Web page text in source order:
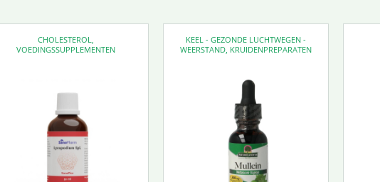
CHOLESTEROL
VOEDINGSSUPPLEMENTEN
KEEL - GEZONDE LUCHTWEGEN -
WEERSTAND KRUIDENPREPARATEN